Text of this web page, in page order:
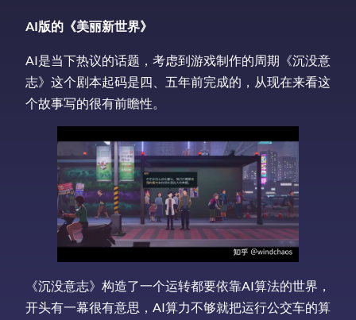
AI版的《美丽新世界》
AI是当下热议的话题，考虑到游戏制作的周期《沉没意
志》这个剧本起码是四、五年前完成的，从现在来看这
个故事写的很有前瞻性。
《沉没意志》构造了一个运转都要依靠AI算法的世界，
开头有一幕很有意思，AI算力不够就把运行公交车的算